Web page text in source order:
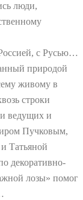
люди,
с Русью…
природой
живому в
строки
ведущих и
Пучковым,
Татьяной
декоративно-
лозы» помог